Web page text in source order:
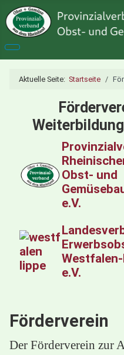
Aktuelle Seite: Startseite
Obst- und
e.V.
e.V.
Förderverein
Der Förderverein zur